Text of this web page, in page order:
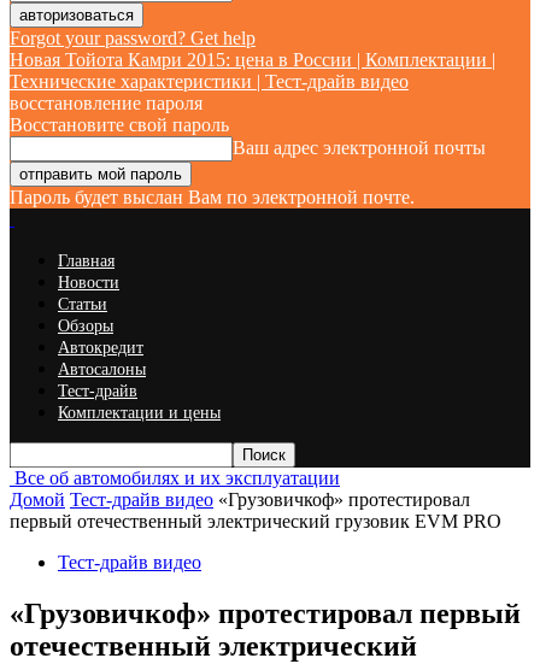
Forgot your password? Get help
Новая Тойота Камри 2015: цена в России | Комплектации |
Технические характеристики | Тест-драйв видео
восстановление пароля
Восстановите свой пароль
Ваш адрес электронной почты
Пароль будет выслан Вам по электронной почте.
Главная
Новости
Статьи
Обзоры
Автокредит
Автосалоны
Тест-драйв
Комплектации и цены
Все об автомобилях и их эксплуатации
Домой Тест-драйв видео «Грузовичкоф» протестировал
первый отечественный электрический грузовик EVM PRO
Тест-драйв видео
«Грузовичкоф» протестировал первый
отечественный электрический